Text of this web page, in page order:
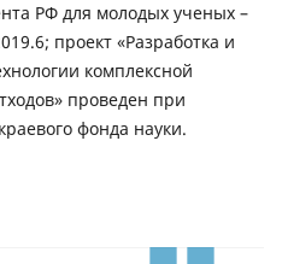
РФ для молодых ученых –
проект «Разработка и
комплексной
проведен при
фонда науки.